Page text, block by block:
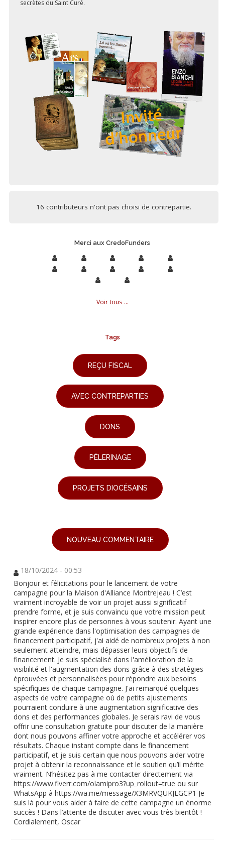
secrètes du Saint Curé.
16 contributeurs n'ont pas choisi de contrepartie.
Merci aux CredoFunders
Voir tous ...
Tags
REÇU FISCAL
AVEC CONTREPARTIES
DONS
PÈLERINAGE
PROJETS DIOCÉSAINS
NOUVEAU COMMENTAIRE
18/10/2024 - 00:53
Bonjour et félicitations pour le lancement de votre
campagne pour la Maison d'Alliance Montrejeau ! C’est
vraiment incroyable de voir un projet aussi significatif
prendre forme, et je suis convaincu que votre mission peut
inspirer encore plus de personnes à vous soutenir. Ayant une
grande expérience dans l'optimisation des campagnes de
financement participatif, j'ai aidé de nombreux projets à non
seulement atteindre, mais dépasser leurs objectifs de
financement. Je suis spécialisé dans l'amélioration de la
visibilité et l'augmentation des dons grâce à des stratégies
éprouvées et personnalisées pour répondre aux besoins
spécifiques de chaque campagne. J'ai remarqué quelques
aspects de votre campagne où de petits ajustements
pourraient conduire à une augmentation significative des
dons et des performances globales. Je serais ravi de vous
offrir une consultation gratuite pour discuter de la manière
dont nous pouvons affiner votre approche et accélérer vos
résultats. Chaque instant compte dans le financement
participatif, et je suis certain que nous pouvons aider votre
projet à obtenir la reconnaissance et le soutien qu’il mérite
vraiment. N’hésitez pas à me contacter directement via
https://www.fiverr.com/olamipro3?up_rollout=true ou sur
WhatsApp à https://wa.me/message/X3MRVQUKJLGCP1 Je
suis là pour vous aider à faire de cette campagne un énorme
succès ! Dans l’attente de discuter avec vous très bientôt !
Cordialement, Oscar